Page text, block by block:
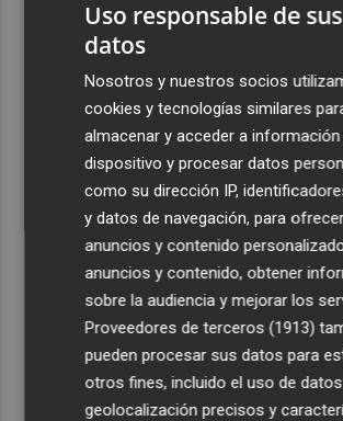
Uso responsable de sus
datos
Nosotros y nuestros socios
cookies y tecnologías similares
almacenar y acceder a
dispositivo y procesar datos
como su dirección IP,
y datos de navegación, para
anuncios y contenido
anuncios y contenido, obtener
sobre la audiencia y mejorar los
Proveedores de terceros (1913)
pueden procesar sus datos para
otros fines, incluido el uso de
geolocalización precisos y